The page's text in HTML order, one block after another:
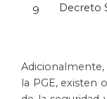
9 Decreto
la PGE, existen